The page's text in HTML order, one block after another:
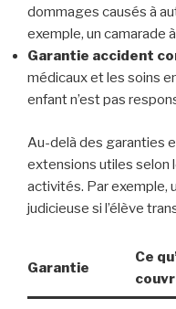
dommages causés à
exemple, un camarade
Garantie accident
médicaux et les soins
enfant n’est pas
Au-delà des garanties
extensions utiles selon
activités. Par exemple,
judicieuse si l’élève
Garantie
Ce